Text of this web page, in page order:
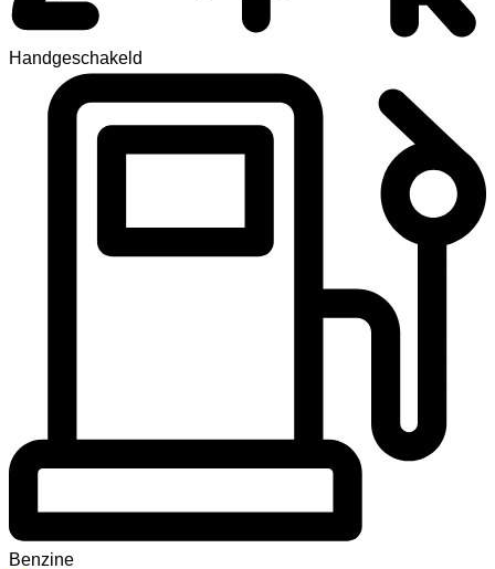
Handgeschakeld
Benzine